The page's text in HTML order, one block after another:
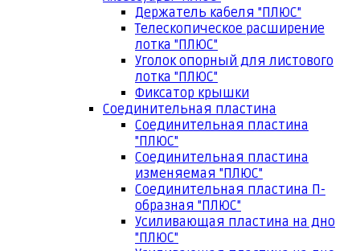
Держатель кабеля "ПЛЮС"
Телескопическое расширение
лотка "ПЛЮС"
Уголок опорный для листового
лотка "ПЛЮС"
Фиксатор крышки
Соединительная пластина
Соединительная пластина
"ПЛЮС"
Соединительная пластина
изменяемая "ПЛЮС"
Соединительная пластина П-
образная "ПЛЮС"
Усиливающая пластина на дно
"ПЛЮС"